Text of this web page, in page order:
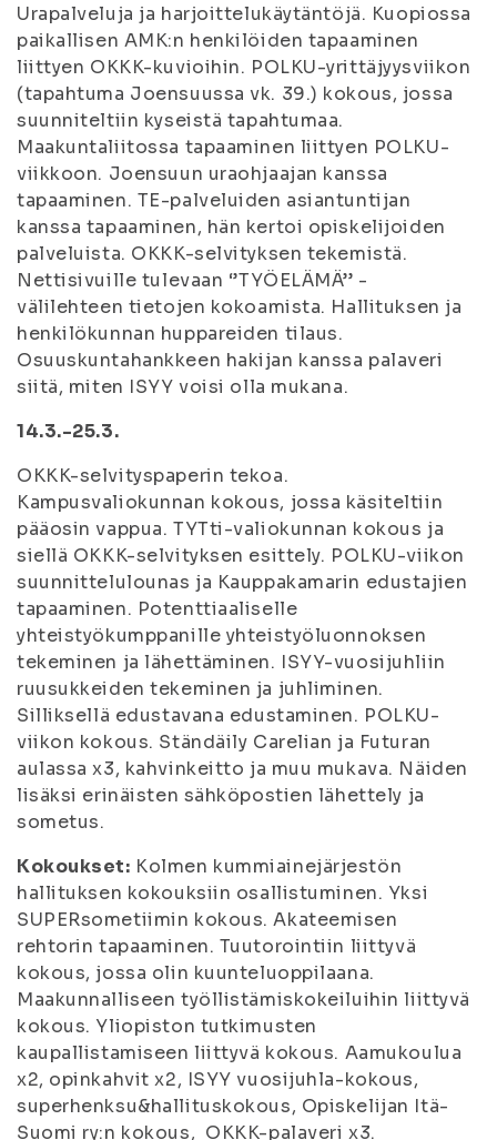
Urapalveluja ja harjoittelukäytäntöjä. Kuopiossa
paikallisen AMK:n henkilöiden tapaaminen
liittyen OKKK-kuvioihin. POLKU-yrittäjyysviikon
(tapahtuma Joensuussa vk. 39.) kokous, jossa
suunniteltiin kyseistä tapahtumaa.
Maakuntaliitossa tapaaminen liittyen POLKU-
viikkoon. Joensuun uraohjaajan kanssa
tapaaminen. TE-palveluiden asiantuntijan
kanssa tapaaminen, hän kertoi opiskelijoiden
palveluista. OKKK-selvityksen tekemistä.
Nettisivuille tulevaan ‘’TYÖELÄMÄ’’ -
välilehteen tietojen kokoamista. Hallituksen ja
henkilökunnan huppareiden tilaus.
Osuuskuntahankkeen hakijan kanssa palaveri
siitä, miten ISYY voisi olla mukana.
14.3.-25.3.
OKKK-selvityspaperin tekoa.
Kampusvaliokunnan kokous, jossa käsiteltiin
pääosin vappua. TYTti-valiokunnan kokous ja
siellä OKKK-selvityksen esittely. POLKU-viikon
suunnittelulounas ja Kauppakamarin edustajien
tapaaminen. Potenttiaaliselle
yhteistyökumppanille yhteistyöluonnoksen
tekeminen ja lähettäminen. ISYY-vuosijuhliin
ruusukkeiden tekeminen ja juhliminen.
Silliksellä edustavana edustaminen. POLKU-
viikon kokous. Ständäily Carelian ja Futuran
aulassa x3, kahvinkeitto ja muu mukava. Näiden
lisäksi erinäisten sähköpostien lähettely ja
sometus.
Kokoukset: Kolmen kummiainejärjestön
hallituksen kokouksiin osallistuminen. Yksi
SUPERsometiimin kokous. Akateemisen
rehtorin tapaaminen. Tuutorointiin liittyvä
kokous, jossa olin kuunteluoppilaana.
Maakunnalliseen työllistämiskokeiluihin liittyvä
kokous. Yliopiston tutkimusten
kaupallistamiseen liittyvä kokous. Aamukoulua
x2, opinkahvit x2, ISYY vuosijuhla-kokous,
superhenksu&hallituskokous, Opiskelijan Itä-
Suomi ry:n kokous, OKKK-palaveri x3.